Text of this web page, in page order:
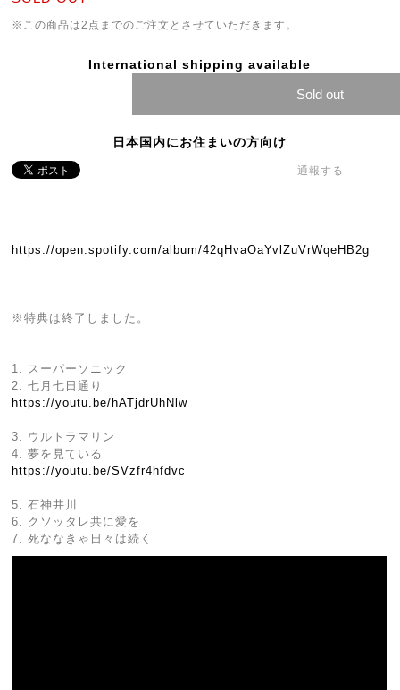
※この商品は2点までのご注文とさせていただきます。
International shipping available
Sold out
日本国内にお住まいの方向け
通報する
https://open.spotify.com/album/42qHvaOaYvlZuVrWqeHB2g
※特典は終了しました。
1. スーパーソニック
2. 七月七日通り
https://youtu.be/hATjdrUhNlw
3. ウルトラマリン
4. 夢を見ている
https://youtu.be/SVzfr4hfdvc
5. 石神井川
6. クソッタレ共に愛を
7. 死ななきゃ日々は続く